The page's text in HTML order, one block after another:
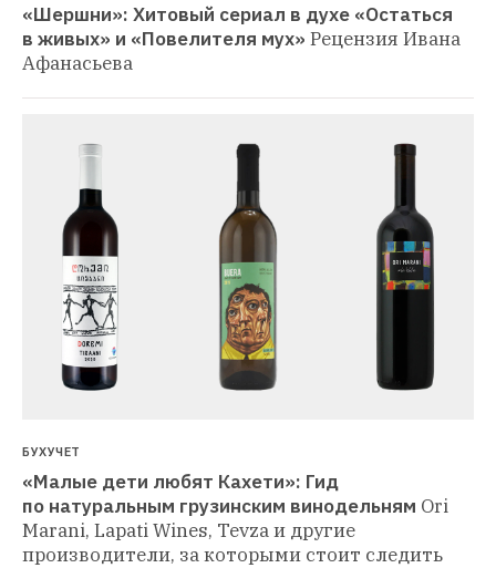
«Шершни»: Хитовый сериал в духе «Остаться
в живых» и «Повелителя мух» Рецензия Ивана
Афанасьева
БУХУЧЕТ
«Малые дети любят Кахети»: Гид
по натуральным грузинским винодельням Ori
Marani, Lapati Wines, Tevza и другие
производители, за которыми стоит следить